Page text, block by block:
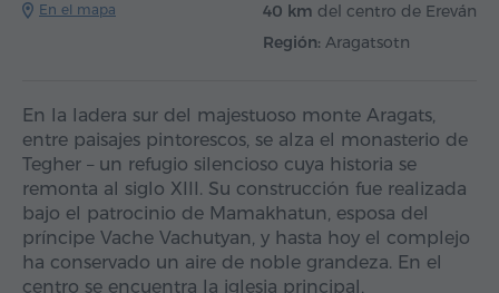
En el mapa 40 km del centro de Ereván
Región: Aragatsotn
En la ladera sur del majestuoso monte Aragats,
entre paisajes pintorescos, se alza el monasterio de
Tegher – un refugio silencioso cuya historia se
remonta al siglo XIII. Su construcción fue realizada
bajo el patrocinio de Mamakhatun, esposa del
príncipe Vache Vachutyan, y hasta hoy el complejo
ha conservado un aire de noble grandeza. En el
centro se encuentra la iglesia principal,